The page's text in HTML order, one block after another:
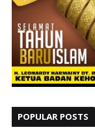
POPULAR POSTS